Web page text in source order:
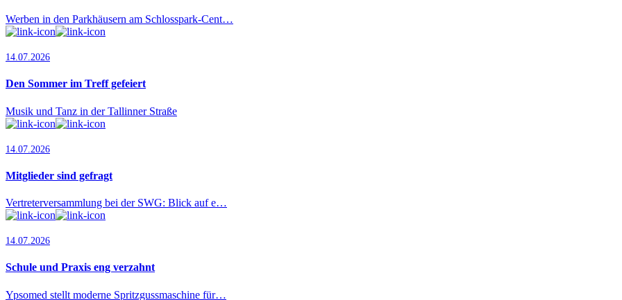
Werben in den Parkhäusern am Schlosspark-Cent…
14.07.2026
Den Sommer im Treff gefeiert
Musik und Tanz in der Tallinner Straße
14.07.2026
Mitglieder sind gefragt
Vertreterversammlung bei der SWG: Blick auf e…
14.07.2026
Schule und Praxis eng verzahnt
Ypsomed stellt moderne Spritzgussmaschine für…